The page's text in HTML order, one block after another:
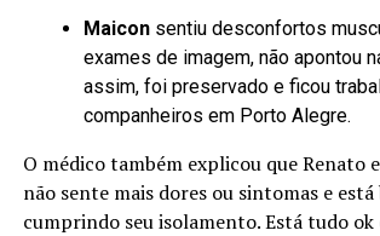
Maiconsentiu desconfortos
exames de imagem, não apontou
assim, foi preservado e ficou
companheiros em Porto Alegre.
O médico também explicou que Renato
não sente mais dores ou sintomas e está
cumprindo seu isolamento. Está tudo ok